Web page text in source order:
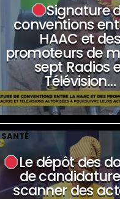
Signature
conventions
HAAC et
promoteurs de
sept Radios
Télévision…
SANTÉ
Le dépôt des
de
scanner des